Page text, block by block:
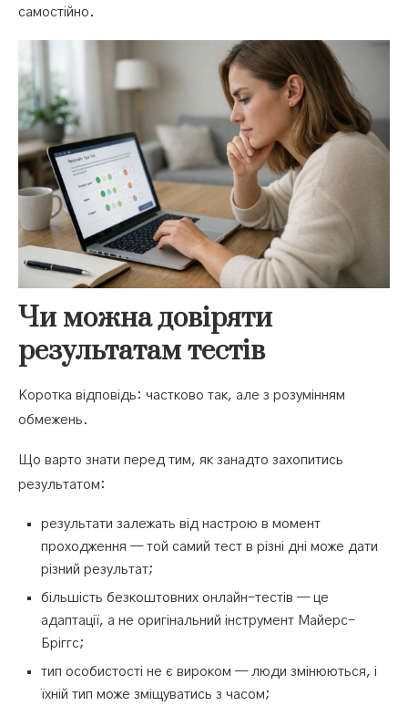
самостійно.
Чи можна довіряти
результатам тестів
Коротка відповідь: частково так, але з розумінням
обмежень.
Що варто знати перед тим, як занадто захопитись
результатом:
результати залежать від настрою в момент
проходження — той самий тест в різні дні може дати
різний результат;
більшість безкоштовних онлайн-тестів — це
адаптації, а не оригінальний інструмент Майерс-
Бріггс;
тип особистості не є вироком — люди змінюються, і
їхній тип може зміщуватись з часом;